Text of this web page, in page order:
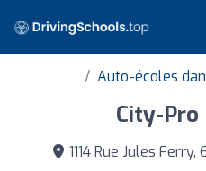
Auto-écoles
City-Pro
1114 Rue Jules